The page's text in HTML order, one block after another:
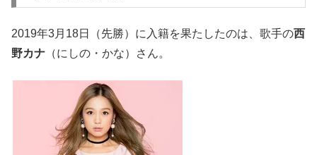
2019年3月18日（先勝）に入籍を果たしたのは、歌手の西
野カナ （にしの・かな）さん。